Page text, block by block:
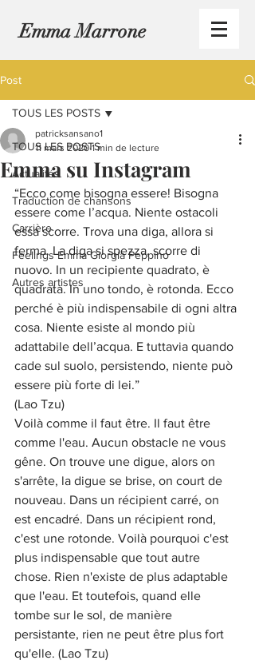
Emma Marrone
Post
TOUS LES POSTS
Actualités
Traduction de chansons
Carrière
Feelings Emma Giorgia Peppino
Autres artistes
TOUS LES POSTS
Emma su Instagram
patricksansano1
11 mars 2020 1 min de lecture
“Ecco come bisogna essere! Bisogna
essere come l’acqua. Niente ostacoli
essa scorre. Trova una diga, allora si
ferma. La diga si spezza, scorre di
nuovo. In un recipiente quadrato, è
quadrata. In uno tondo, è rotonda. Ecco
perché è più indispensabile di ogni altra
cosa. Niente esiste al mondo più
adattabile dell’acqua. E tuttavia quando
cade sul suolo, persistendo, niente può
essere più forte di lei.”
(Lao Tzu)
Voilà comme il faut être. Il faut être
comme l'eau. Aucun obstacle ne vous
gêne. On trouve une digue, alors on
s'arrête, la digue se brise, on court de
nouveau. Dans un récipient carré, on
est encadré. Dans un récipient rond,
c'est une rotonde. Voilà pourquoi c'est
plus indispensable que tout autre
chose. Rien n'existe de plus adaptable
que l'eau. Et toutefois, quand elle
tombe sur le sol, de manière
persistante, rien ne peut être plus fort
qu'elle. (Lao Tzu)